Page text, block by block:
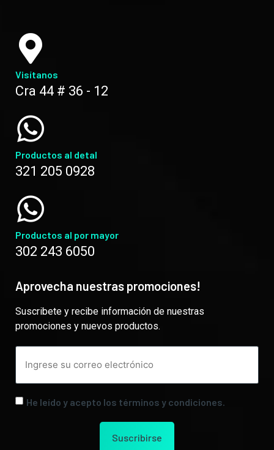
Visítanos
Cra 44 # 36 - 12
Productos al detal
321 205 0928
Productos al por mayor
302 243 6050
Aprovecha nuestras promociones!
Suscribete y recibe información de nuestras
promociones y nuevos productos.
He leído y acepto los términos y condiciones.